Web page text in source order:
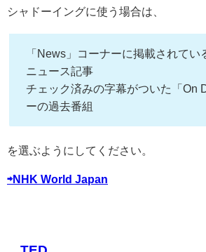
シャドーイングに使う場合は、
「News」コーナーに掲載されてい
ニュース記事
チェック済みの字幕がついた「On
ーの過去番組
を選ぶようにしてください。
⇨NHK World Japan